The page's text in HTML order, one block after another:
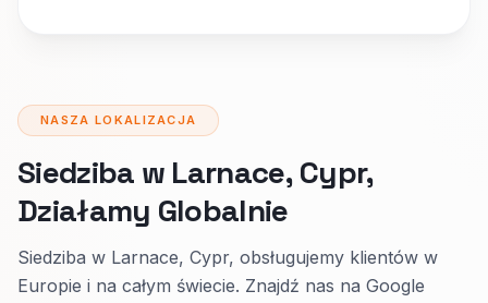
NASZA LOKALIZACJA
Siedziba w Larnace, Cypr,
Działamy Globalnie
Siedziba w Larnace, Cypr, obsługujemy klientów w
Europie i na całym świecie. Znajdź nas na Google